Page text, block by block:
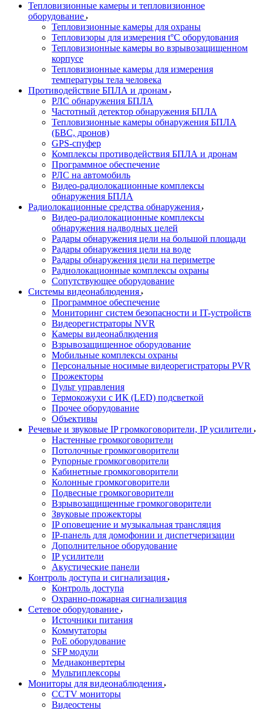
Тепловизионные камеры и тепловизионное
оборудование
Тепловизионные камеры для охраны
Тепловизоры для измерения t°С оборудования
Тепловизионные камеры во взрывозащищенном
корпусе
Тепловизионные камеры для измерения
температуры тела человека
Противодействие БПЛА и дронам
РЛС обнаружения БПЛА
Частотный детектор обнаружения БПЛА
Тепловизионные камеры обнаружения БПЛА
(БВС, дронов)
GPS-спуфер
Комплексы противодействия БПЛА и дронам
Программное обеспечение
РЛС на автомобиль
Видео-радиолокационные комплексы
обнаружения БПЛА
Радиолокационные средства обнаружения
Видео-радиолокационные комплексы
обнаружения надводных целей
Радары обнаружения цели на большой площади
Радары обнаружения цели на воде
Радары обнаружения цели на периметре
Радиолокационные комплексы охраны
Сопутствующее оборудование
Системы видеонаблюдения
Программное обеспечение
Мониторинг систем безопасности и IT-устройств
Видеорегистраторы NVR
Камеры видеонаблюдения
Взрывозащищенное оборудование
Мобильные комплексы охраны
Персональные носимые видеорегистраторы PVR
Прожекторы
Пульт управления
Термокожухи с ИК (LED) подсветкой
Прочее оборудование
Объективы
Речевые и звуковые IP громкоговорители, IP усилители
Настенные громкоговорители
Потолочные громкоговорители
Рупорные громкоговорители
Кабинетные громкоговорители
Колонные громкоговорители
Подвесные громкоговорители
Взрывозащищенные громкоговорители
Звуковые прожекторы
IP оповещение и музыкальная трансляция
IP-панель для домофонии и диспетчеризации
Дополнительное оборудование
IP усилители
Акустические панели
Контроль доступа и сигнализация
Контроль доступа
Охранно-пожарная сигнализация
Сетевое оборудование
Источники питания
Коммутаторы
PoE оборудование
SFP модули
Медиаконвертеры
Мультиплексоры
Мониторы для видеонаблюдения
CCTV мониторы
Видеостены